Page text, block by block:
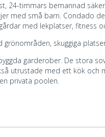
24-timmars bemannad
med små barn. Condado
med lekplatser, fitness
skuggiga
garderober. De stora
utrustade med ett kök
privata poolen.